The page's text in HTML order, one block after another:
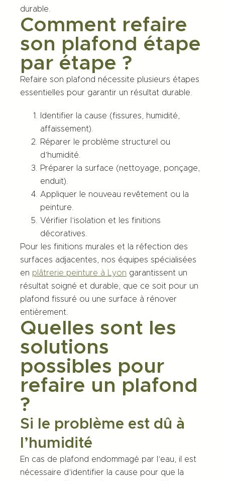
durable.
Comment refaire
son plafond étape
par étape ?
Refaire son plafond nécessite plusieurs étapes
essentielles pour garantir un résultat durable.
Identifier la cause (fissures, humidité,
affaissement).
Réparer le problème structurel ou
d’humidité.
Préparer la surface (nettoyage, ponçage,
enduit).
Appliquer le nouveau revêtement ou la
peinture.
Vérifier l’isolation et les finitions
décoratives.
Pour les finitions murales et la réfection des
surfaces adjacentes, nos équipes spécialisées
en plâtrerie peinture à Lyon garantissent un
résultat soigné et durable, que ce soit pour un
plafond fissuré ou une surface à rénover
entièrement.
Quelles sont les
solutions
possibles pour
refaire un plafond
?
Si le problème est dû à
l’humidité
En cas de plafond endommagé par l’eau, il est
nécessaire d’identifier la cause pour que la